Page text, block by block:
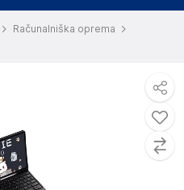
Računalniška oprema